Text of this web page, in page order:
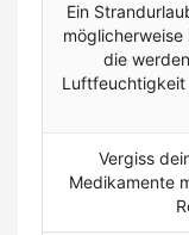
Ein
die
Luftfeuchtigkeit
Vergiss
Medikamente